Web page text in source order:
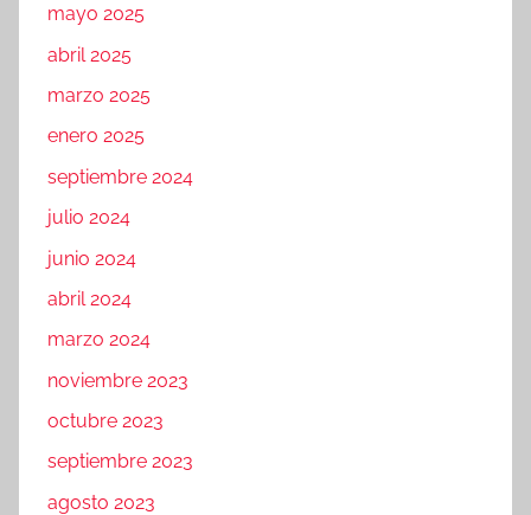
mayo 2025
abril 2025
marzo 2025
enero 2025
septiembre 2024
julio 2024
junio 2024
abril 2024
marzo 2024
noviembre 2023
octubre 2023
septiembre 2023
agosto 2023